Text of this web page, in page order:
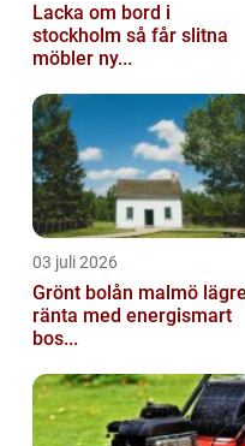
Lacka om bord i
stockholm så får slitna
möbler ny...
03 juli 2026
Grönt bolån malmö lägre
ränta med energismart
bos...